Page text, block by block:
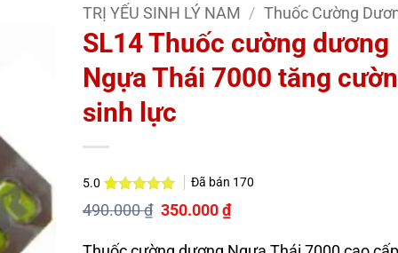
TRỊ YẾU SINH LÝ NAM / Thuốc Cường
SL14 Thuốc cường dương
Ngựa Thái 7000 tăng
sinh lực
5.0
5.0trên 5
dựa trên
1
Đã bán 170
490.000₫ Giá
350.000₫Giá
hiện